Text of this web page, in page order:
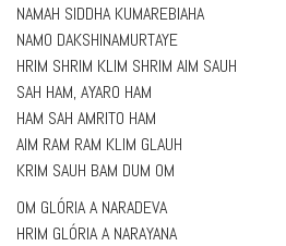
NAMAH SIDDHA KUMAREBIAHA
NAMO DAKSHINAMURTAYE
HRIM SHRIM KLIM SHRIM AIM SAUH
SAH HAM, AYARO HAM
HAM SAH AMRITO HAM
AIM RAM RAM KLIM GLAUH
KRIM SAUH BAM DUM OM
OM GLÓRIA A NARADEVA
HRIM GLÓRIA A NARAYANA